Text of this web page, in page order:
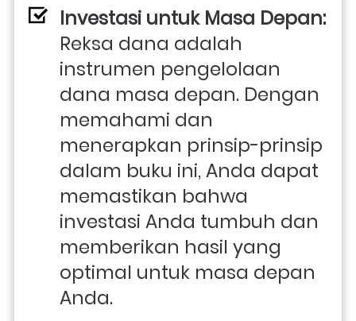
Investasi untuk Masa Depan:
Reksa dana adalah
instrumen pengelolaan
dana masa depan. Dengan
memahami dan
menerapkan prinsip-prinsip
dalam buku ini, Anda dapat
memastikan bahwa
investasi Anda tumbuh dan
memberikan hasil yang
optimal untuk masa depan
Anda.